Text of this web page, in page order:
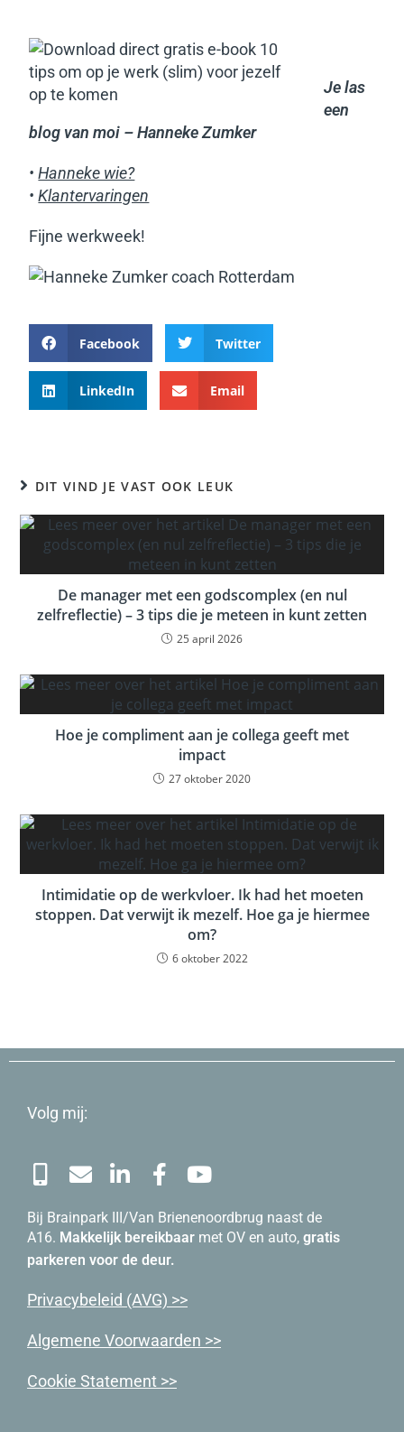
Je las
een
blog van moi – Hanneke Zumker
•Hanneke wie?
• Klantervaringen
Fijne werkweek!
Facebook Twitter
LinkedIn Email
DIT VIND JE VAST OOK LEUK
De manager met een godscomplex (en nul
zelfreflectie) – 3 tips die je meteen in kunt zetten
25 april 2026
Hoe je compliment aan je collega geeft met
impact
27 oktober 2020
Intimidatie op de werkvloer. Ik had het moeten
stoppen. Dat verwijt ik mezelf. Hoe ga je hiermee
om?
6 oktober 2022
Volg mij:
Bij Brainpark III/Van Brienenoordbrug naast de
A16. Makkelijk bereikbaar met OV en auto, gratis
parkeren voor de deur.
Privacybeleid (AVG) >>
Algemene Voorwaarden >>
Cookie Statement >>